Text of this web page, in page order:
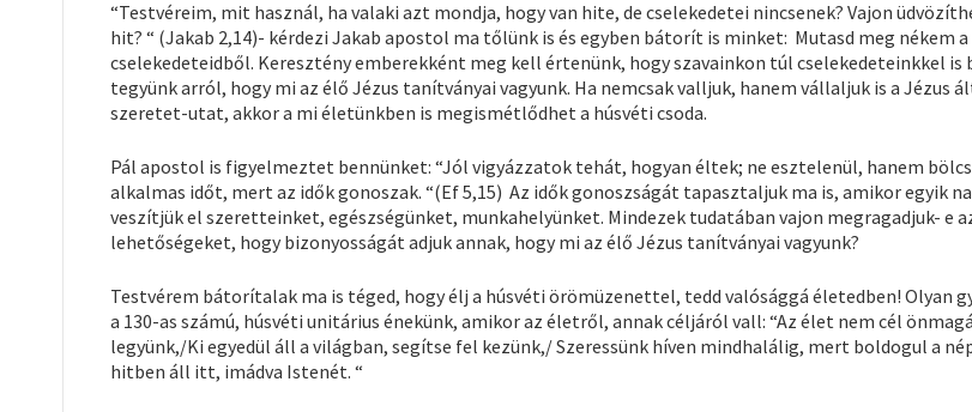
“Testvéreim, mit használ, ha valaki azt mondja, hogy van hite, de cselekedetei nincsenek? Vajon
hit? “ (Jakab 2,14)- kérdezi Jakab apostol ma tőlünk is és egyben bátorít is minket: Mutasd meg nékem
cselekedeteidből. Keresztény emberekként meg kell értenünk, hogy szavainkon túl cselekedeteinkkel is
tegyünk arról, hogy mi az élő Jézus tanítványai vagyunk. Ha nemcsak valljuk, hanem vállaljuk is a
szeretet-utat, akkor a mi életünkben is megismétlődhet a húsvéti csoda.
Pál apostol is figyelmeztet bennünket: “Jól vigyázzatok tehát, hogyan éltek; ne esztelenül, hanem
alkalmas időt, mert az idők gonoszak. “(Ef 5,15) Az idők gonoszságát tapasztaljuk ma is, amikor egyik
veszítjük el szeretteinket, egészségünket, munkahelyünket. Mindezek tudatában vajon megragadjuk- e
lehetőségeket, hogy bizonyosságát adjuk annak, hogy mi az élő Jézus tanítványai vagyunk?
Testvérem bátorítalak ma is téged, hogy élj a húsvéti örömüzenettel, tedd valósággá életedben! Olyan
a 130-as számú, húsvéti unitárius énekünk, amikor az életről, annak céljáról vall: “Az élet nem cél
legyünk,/Ki egyedül áll a világban, segítse fel kezünk,/ Szeressünk híven mindhalálig, mert boldogul a
hitben áll itt, imádva Istenét. “